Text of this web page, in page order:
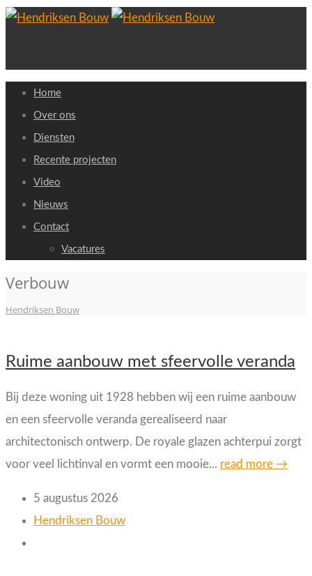
Home
Over ons
Diensten
Recente projecten
Video
Nieuws
Contact
Vacatures
Verbouw
Hendriksen Bouw
Ruime aanbouw met sfeervolle veranda
Bij deze woning uit 1928 hebben wij een ruime aanbouw
en een sfeervolle veranda gerealiseerd naar
architectonisch ontwerp. De royale glazen achterpui zorgt
voor veel lichtinval en vormt een mooie... read more →
5 augustus 2026
Hendriksen Bouw